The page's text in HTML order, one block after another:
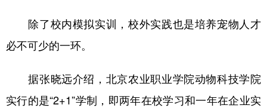
除了校内模拟实训，校外实践也是培养宠物人才
必不可少的一环。
据张晓远介绍，北京农业职业学院动物科技学院
实行的是“2+1”学制，即两年在校学习和一年在企业实